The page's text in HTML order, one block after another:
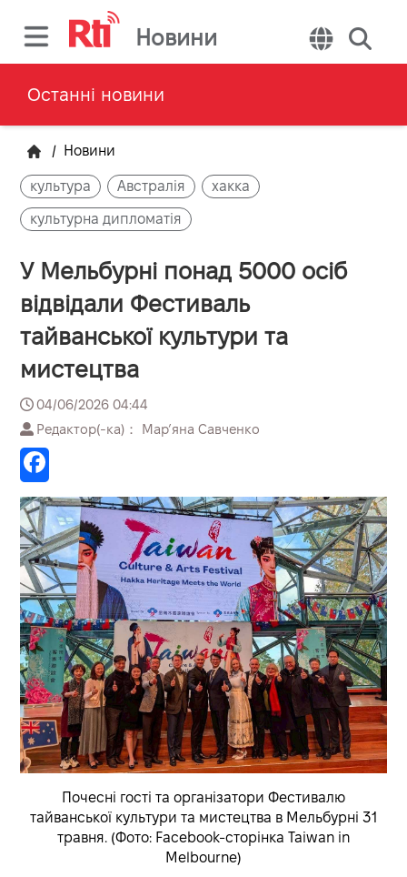
Новини
Останні новини
/ Новини
культура Австралія хакка
культурна дипломатія
У Мельбурні понад 5000 осіб
відвідали Фестиваль
тайванської культури та
мистецтва
04/06/2026 04:44
Редактор(-ка)： Марʼяна Савченко
Почесні гості та організатори Фестивалю
тайванської культури та мистецтва в Мельбурні 31
травня. (Фото: Facebook-сторінка Taiwan in
Melbourne)